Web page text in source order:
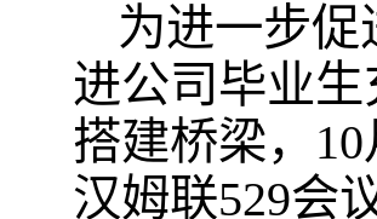
为进一步
进公司毕业
搭建桥梁，
汉姆联529会